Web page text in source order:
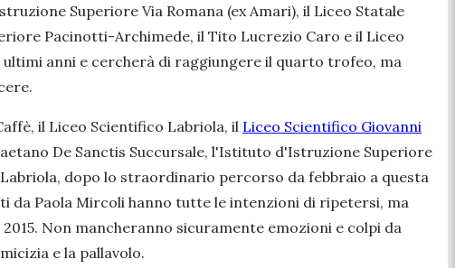
Superiore Via Romana (ex Amari), il Liceo Statale
Pacinotti-Archimede, il Tito Lucrezio Caro e il Liceo
anni e cercherà di raggiungere il quarto trofeo, ma
il Liceo Scientifico Labriola, il Liceo Scientifico Giovanni
De Sanctis Succursale, l'Istituto d'Istruzione Superiore
dopo lo straordinario percorso da febbraio a questa
da Paola Mircoli hanno tutte le intenzioni di ripetersi, ma
Non mancheranno sicuramente emozioni e colpi da
e la pallavolo.